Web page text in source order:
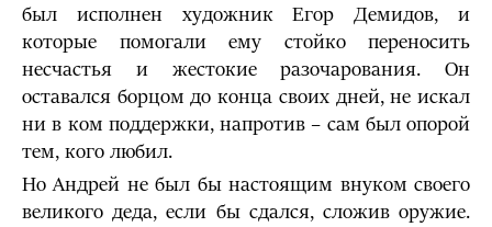
был исполнен художник Егор Демидов, и
которые помогали ему стойко переносить
несчастья и жестокие разочарования. Он
оставался борцом до конца своих дней, не искал
ни в ком поддержки, напротив – сам был опорой
тем, кого любил.
Но Андрей не был бы настоящим внуком своего
великого деда, если бы сдался, сложив оружие.